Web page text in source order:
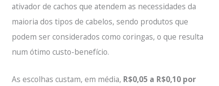
ativador de cachos que atendem as necessidades da
maioria dos tipos de cabelos, sendo produtos que
podem ser considerados como coringas, o que resulta
num ótimo custo-benefício.
As escolhas custam, em média, R$0,05 a R$0,10 por